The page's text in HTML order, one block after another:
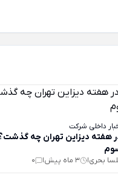
داخلی شرکت
هفته دیزاین تهران چه
بحری| 3 ماه پیش |
0